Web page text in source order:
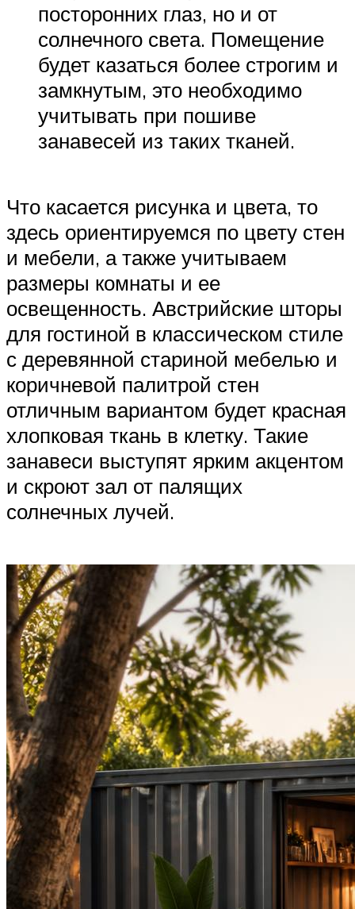
посторонних глаз, но и от
солнечного света. Помещение
будет казаться более строгим и
замкнутым, это необходимо
учитывать при пошиве
занавесей из таких тканей.
Что касается рисунка и цвета, то
здесь ориентируемся по цвету стен
и мебели, а также учитываем
размеры комнаты и ее
освещенность. Австрийские шторы
для гостиной в классическом стиле
с деревянной стариной мебелью и
коричневой палитрой стен
отличным вариантом будет красная
хлопковая ткань в клетку. Такие
занавеси выступят ярким акцентом
и скроют зал от палящих
солнечных лучей.